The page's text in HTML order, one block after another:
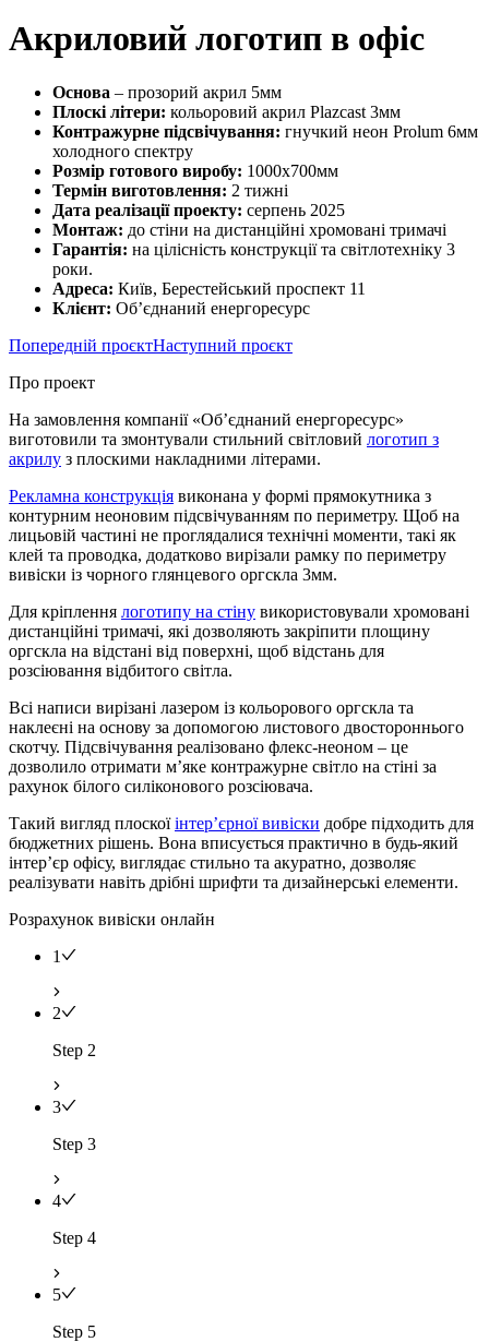
Акриловий логотип в офіс
Основа – прозорий акрил 5мм
Плоскі літери: кольоровий акрил Plazcast 3мм
Контражурне підсвічування: гнучкий неон Prolum 6мм
холодного спектру
Розмір готового виробу: 1000х700мм
Термін виготовлення: 2 тижні
Дата реалізації проекту: серпень 2025
Монтаж: до стіни на дистанційні хромовані тримачі
Гарантія: на цілісність конструкції та світлотехніку 3
роки.
Адреса: Київ, Берестейський проспект 11
Клієнт: Об’єднаний енергоресурс
Попередній проєктНаступний проєкт
Про проект
На замовлення компанії «Об’єднаний енергоресурс»
виготовили та змонтували стильний світловий логотип з
акрилу з плоскими накладними літерами.
Рекламна конструкція виконана у формі прямокутника з
контурним неоновим підсвічуванням по периметру. Щоб на
лицьовій частині не проглядалися технічні моменти, такі як
клей та проводка, додатково вирізали рамку по периметру
вивіски із чорного глянцевого оргскла 3мм.
Для кріплення логотипу на стіну використовували хромовані
дистанційні тримачі, які дозволяють закріпити площину
оргскла на відстані від поверхні, щоб відстань для
розсіювання відбитого світла.
Всі написи вирізані лазером із кольорового оргскла та
наклеєні на основу за допомогою листового двостороннього
скотчу. Підсвічування реалізовано флекс-неоном – це
дозволило отримати м’яке контражурне світло на стіні за
рахунок білого силіконового розсіювача.
Такий вигляд плоскоїінтер’єрної вивіски добре підходить для
бюджетних рішень. Вона вписується практично в будь-який
інтер’єр офісу, виглядає стильно та акуратно, дозволяє
реалізувати навіть дрібні шрифти та дизайнерські елементи.
Розрахунок вивіски онлайн
1
2
Step 2
3
Step 3
4
Step 4
5
Step 5